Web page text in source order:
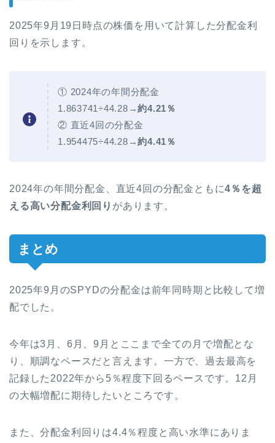
2025年9月19日時点の株価を用いて計算した分配金利
回りを示します。
① 2024年の年間分配金
1.863741÷44.28→約4.21％
② 直近4回の分配金
1.954475÷44.28→約4.41％
2024年の年間分配金、直近4回の分配金ともに4％を超
える高い分配金利回り があります。
まとめ
2025年9月のSPYDの分配金は前年同時期と比較して増
配でした。
今年は3月、6月、9月とここまで全ての月で増配とな
り、順調なペースだと言えます。一方で、過去最高を
記録した2022年から5％程度下回るペースです。12月
の大幅増配に期待したいところです。
また、分配金利回りは4.4％程度と高い水準にありま